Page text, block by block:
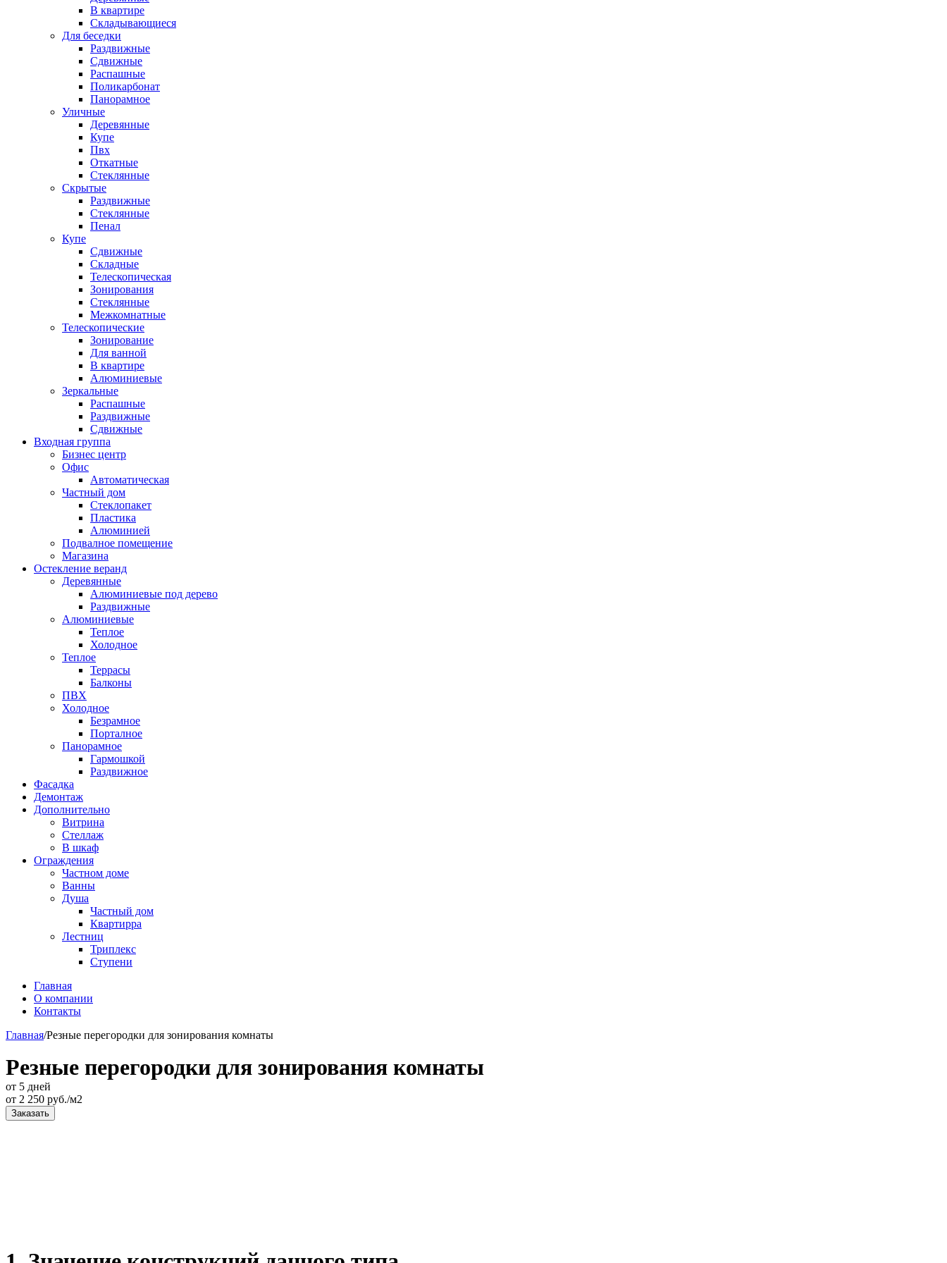
В квартире
Складывающиеся
Для беседки
Раздвижные
Сдвижные
Распашные
Поликарбонат
Панорамное
Уличные
Деревянные
Купе
Пвх
Откатные
Стеклянные
Скрытые
Раздвижные
Стеклянные
Пенал
Купе
Сдвижные
Складные
Телескопическая
Зонирования
Стеклянные
Межкомнатные
Телескопические
Зонирование
Для ванной
В квартире
Алюминиевые
Зеркальные
Распашные
Раздвижные
Сдвижные
Входная группа
Бизнес центр
Офис
Автоматическая
Частный дом
Стеклопакет
Пластика
Алюминией
Подвалное помещение
Магазина
Остекление веранд
Деревянные
Алюминиевые под дерево
Раздвижные
Алюминиевые
Теплое
Холодное
Теплое
Террасы
Балконы
ПВХ
Холодное
Безрамное
Порталное
Панорамное
Гармошкой
Раздвижное
Фасадка
Демонтаж
Дополнительно
Витрина
Стеллаж
В шкаф
Ограждения
Частном доме
Ванны
Душа
Частный дом
Квартирра
Лестниц
Триплекс
Ступени
Главная
О компании
Контакты
Главная/Резные перегородки для зонирования комнаты
Резные перегородки для зонирования комнаты
от 5 дней
от 2 250 руб./м2
Заказать